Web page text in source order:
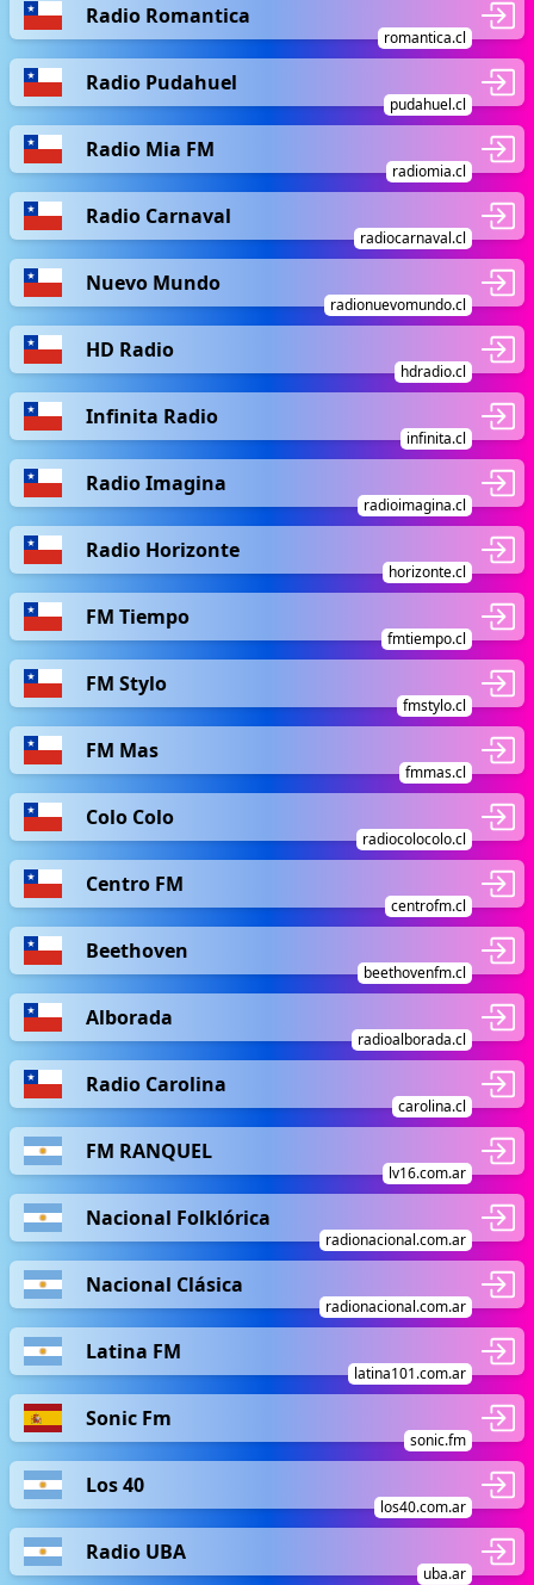
Radio Romantica
romantica.cl
Radio Pudahuel
pudahuel.cl
Radio Mia FM
radiomia.cl
Radio Carnaval
radiocarnaval.cl
Nuevo Mundo
radionuevomundo.cl
HD Radio
hdradio.cl
Infinita Radio
infinita.cl
Radio Imagina
radioimagina.cl
Radio Horizonte
horizonte.cl
FM Tiempo
fmtiempo.cl
FM Stylo
fmstylo.cl
FM Mas
fmmas.cl
Colo Colo
radiocolocolo.cl
Centro FM
centrofm.cl
Beethoven
beethovenfm.cl
Alborada
radioalborada.cl
Radio Carolina
carolina.cl
FM RANQUEL
lv16.com.ar
Nacional Folklórica
radionacional.com.ar
Nacional Clásica
radionacional.com.ar
Latina FM
latina101.com.ar
Sonic Fm
sonic.fm
Los 40
los40.com.ar
Radio UBA
uba.ar